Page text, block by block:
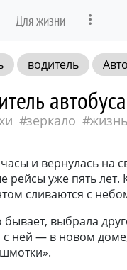
Для жизни
водитель
зеркало жизнь
часы и вернулась на
уже пять лет.
сливаются с
бывает, выбрала
ней — в новом